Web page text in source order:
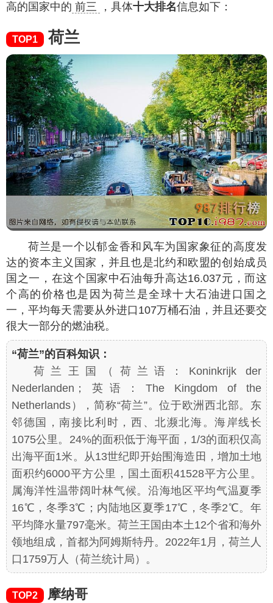
高的国家中的 前三 ，具体十大排名信息如下：
TOP1 荷兰
荷兰是一个以郁金香和风车为国家象征的高度发
达的资本主义国家，并且也是北约和欧盟的创始成员
国之一，在这个国家中石油每升高达16.037元，而这
个高的价格也是因为荷兰是全球十大石油进口国之
一，平均每天需要从外进口107万桶石油，并且还要交
很大一部分的燃油税。
“荷兰”的百科知识：
荷兰王国（荷兰语：Koninkrijk der
Nederlanden；英语：The Kingdom of the
Netherlands），简称“荷兰”。位于欧洲西北部。东
邻德国，南接比利时，西、北濒北海。海岸线长
1075公里。24%的面积低于海平面，1/3的面积仅高
出海平面1米。从13世纪即开始围海造田，增加土地
面积约6000平方公里，国土面积41528平方公里。
属海洋性温带阔叶林气候。沿海地区平均气温夏季
16℃，冬季3℃；内陆地区夏季17℃，冬季2℃。年
平均降水量797毫米。荷兰王国由本土12个省和海外
领地组成，首都为阿姆斯特丹。2022年1月，荷兰人
口1759万人（荷兰统计局）。
TOP2 摩纳哥